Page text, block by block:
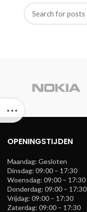
OPENINGSTIJDEN
Maandag: Gesloten
Dinsdag: 09:00 – 17:30
Woensdag: 09:00 – 17:30
Donderdag: 09:00 – 17:30
Vrijdag: 09:00 – 17:30
Zaterdag: 09:00 – 17:30